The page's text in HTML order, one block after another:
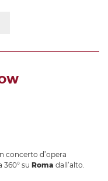
concerto d’opera
su Roma dall’alto.